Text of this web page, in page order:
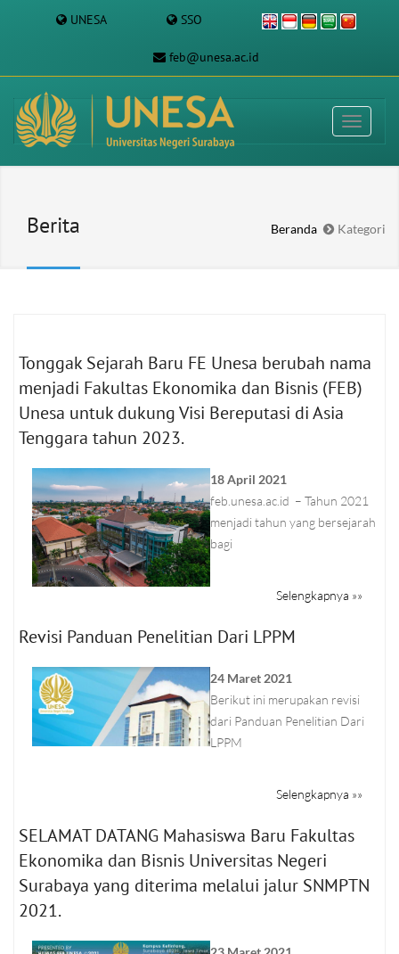
UNESA SSO
feb@unesa.ac.id
Berita Beranda Kategori
Tonggak Sejarah Baru FE Unesa berubah nama
menjadi Fakultas Ekonomika dan Bisnis (FEB)
Unesa untuk dukung Visi Bereputasi di Asia
Tenggara tahun 2023.
18 April 2021
feb.unesa.ac.id – Tahun 2021
menjadi tahun yang bersejarah
bagi
Selengkapnya »»
Revisi Panduan Penelitian Dari LPPM
24 Maret 2021
Berikut ini merupakan revisi
dari Panduan Penelitian Dari
LPPM
Selengkapnya »»
SELAMAT DATANG Mahasiswa Baru Fakultas
Ekonomika dan Bisnis Universitas Negeri
Surabaya yang diterima melalui jalur SNMPTN
2021.